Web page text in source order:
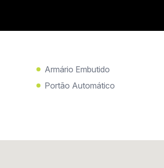
Armário Embutido
Portão Automático